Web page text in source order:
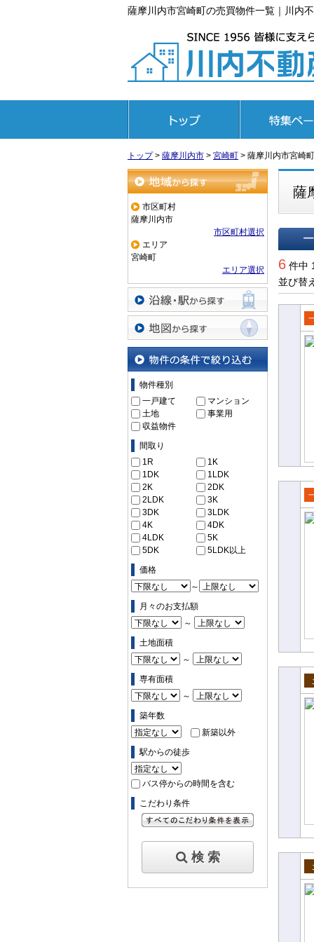
薩摩川内市宮崎町の売買物件一覧｜川内
トップ> 薩摩川内市 > 宮崎町 > 薩摩川内市宮崎
地域から探す
市区町村
薩摩川内市
市区町村選択
エリア
宮崎町
エリア選択
沿線・駅から探す
地図から探す
物件の条件で絞り込む
物件種別
一戸建て
マンション
土地
事業用
収益物件
間取り
1R
1K
1DK
1LDK
2K
2DK
2LDK
3K
3DK
3LDK
4K
4DK
4LDK
5K
5DK
5LDK以上
価格
～
月々のお支払額
～
土地面積
～
専有面積
～
築年数
新築以外
駅からの徒歩
バス停からの時間を含む
こだわり条件
検 索
薩
6 件中
並び替
て
て